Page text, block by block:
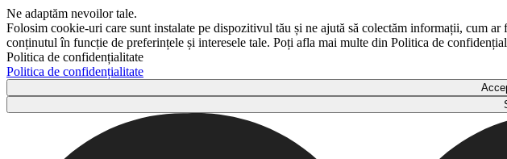
Ne adaptăm nevoilor tale.
Folosim cookie-uri care sunt instalate pe dispozitivul tău și ne ajută să colectăm informații, cum
conținutul în funcție de preferințele și interesele tale. Poți afla mai multe din Politica de
Politica de confidențialitate
Politica de confidențialitate